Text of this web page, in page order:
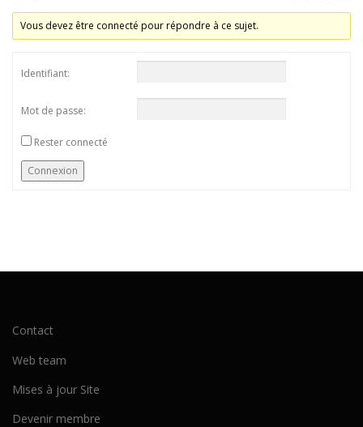
Vous devez être connecté pour répondre à ce sujet.
Identifiant:
Mot de passe:
Rester connecté
Connexion
Contact
Web team
Mises à jour Site
Devenir membre